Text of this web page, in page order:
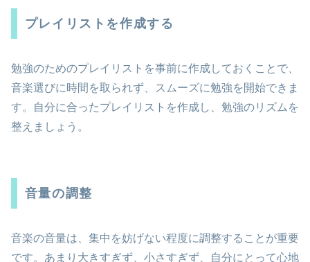
プレイリストを作成する
勉強のためのプレイリストを事前に作成しておくことで、
音楽選びに時間を取られず、スムーズに勉強を開始できま
す。自分に合ったプレイリストを作成し、勉強のリズムを
整えましょう。
音量の調整
音楽の音量は、集中を妨げない程度に調整することが重要
です。あまり大きすぎず、小さすぎず、自分にとって心地